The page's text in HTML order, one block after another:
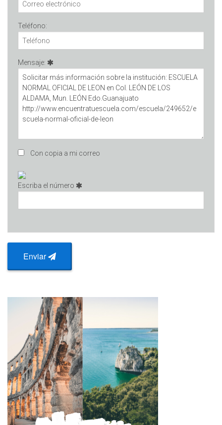
Teléfono:
Mensaje:
Con copia a mi correo
Escriba el número
Enviar